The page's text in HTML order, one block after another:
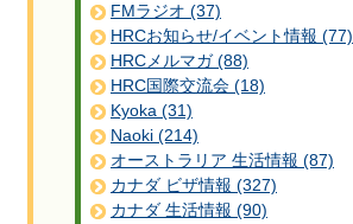
FMラジオ (37)
HRCお知らせ/イベント情報 (77)
HRCメルマガ (88)
HRC国際交流会 (18)
Kyoka (31)
Naoki (214)
オーストラリア 生活情報 (87)
カナダ ビザ情報 (327)
カナダ 生活情報 (90)